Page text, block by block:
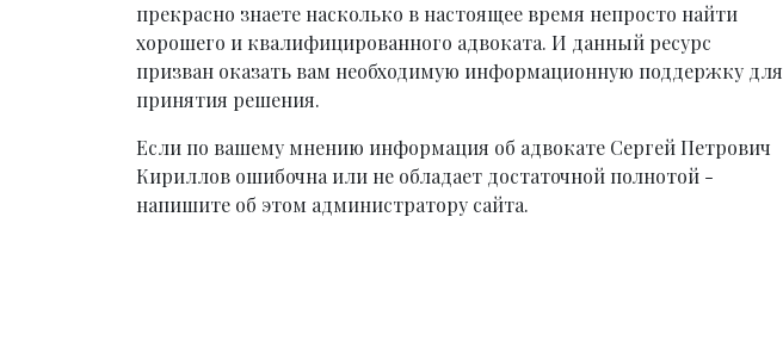
прекрасно знаете насколько в настоящее время непросто найти
хорошего и квалифицированного адвоката. И данный ресурс
призван оказать вам необходимую информационную поддержку для
принятия решения.
Если по вашему мнению информация об адвокате Сергей Петрович
Кириллов ошибочна или не обладает достаточной полнотой -
напишите об этом администратору сайта.